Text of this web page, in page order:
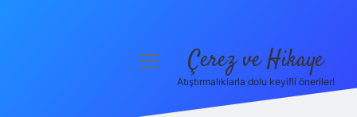
menüyü Çerez ve Hikaye
Atıştırmalıklarla dolu keyifli öneriler!